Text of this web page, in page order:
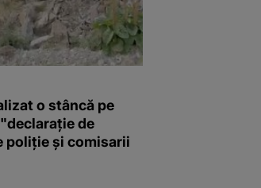
o stâncă pe
de
poliție și comisarii